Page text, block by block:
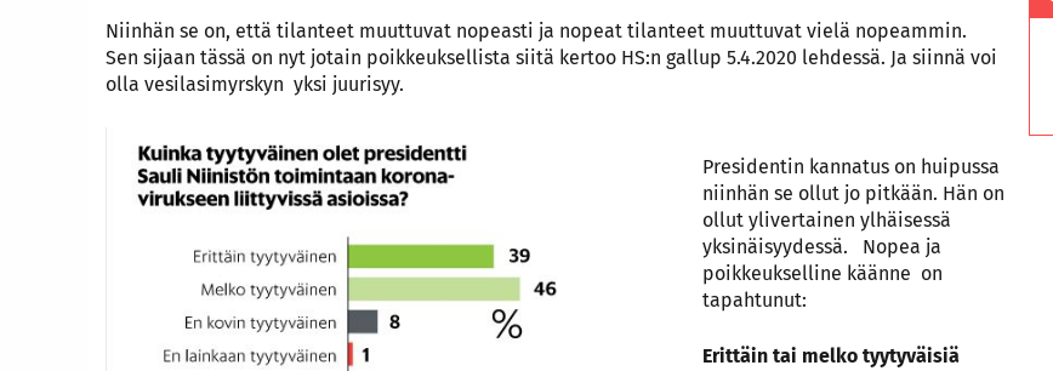
Niinhän se on, että tilanteet muuttuvat nopeasti ja nopeat tilanteet muuttuvat vielä nopeammin.
Sen sijaan tässä on nyt jotain poikkeuksellista siitä kertoo HS:n gallup 5.4.2020 lehdessä. Ja siinnä voi
olla vesilasimyrskyn yksi juurisyy.
Presidentin kannatus on huipussa
niinhän se ollut jo pitkään. Hän on
ollut ylivertainen ylhäisessä
yksinäisyydessä. Nopea ja
poikkeukselline käänne on
tapahtunut:
Erittäin tai melko tyytyväisiä